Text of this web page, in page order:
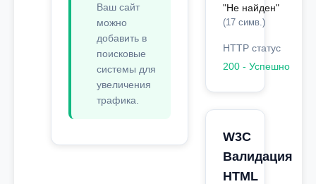
Ваш сайт
можно
добавить в
поисковые
системы для
увеличения
трафика.
"Не найден"
(17 симв.)
HTTP статус
200 - Успешно
W3C
Валидация
HTML